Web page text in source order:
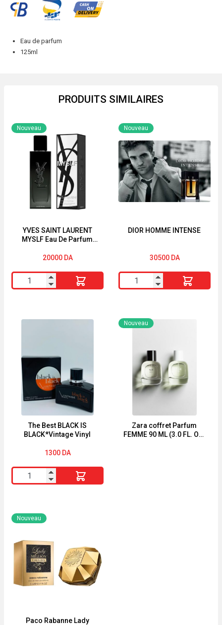
PROMENADE
ANGLAIS
Eau de parfum
125ml
PRODUITS SIMILAIRES
YVES SAINT LAURENT
MYSLF Eau De Parfum
Nouveau
20000 DA
quantité
de
SAINT
Eau
Parfum
Pour
60ml
DIOR HOMME INTENSE
Nouveau
30500 DA
quantité
de
HOMME
INTENSE
The Best BLACK IS
BLACK*Vintage Vinyl
1300 DA
quantité
de
Best
BLACK
IS
BLACK*Vintage
Vinyl
Zara coffret Parfum
FEMME 90 ML (3.0 FL. OZ)
Nouveau
Paco Rabanne Lady
Nouveau